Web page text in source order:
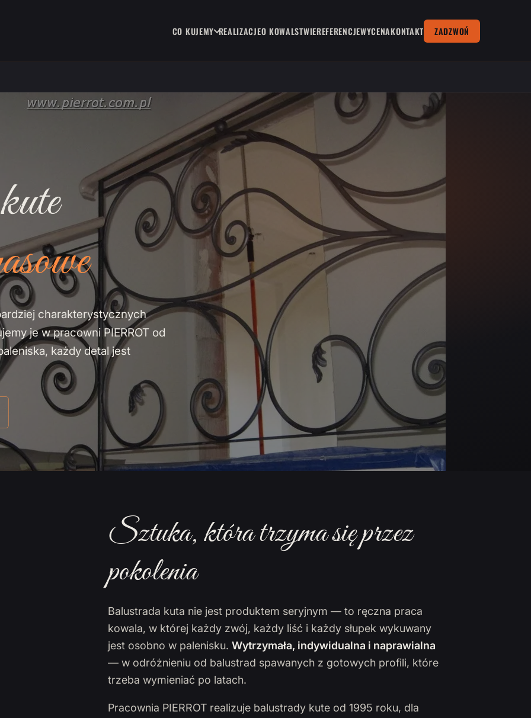
CO KUJEMY REALIZACJEO KOWALSTWIEREFERENCJEWYCENAKONTAKT ZADZWOŃ
charakterystycznych
je w pracowni PIERROT od
każdy detal jest
Sztuka, która trzyma się przez
pokolenia
Balustrada kuta nie jest produktem seryjnym — to ręczna praca
kowala, w której każdy zwój, każdy liść i każdy słupek wykuwany
jest osobno w palenisku. Wytrzymała, indywidualna i naprawialna
— w odróżnieniu od balustrad spawanych z gotowych profili, które
trzeba wymieniać po latach.
Pracownia PIERROT realizuje balustrady kute od 1995 roku, dla